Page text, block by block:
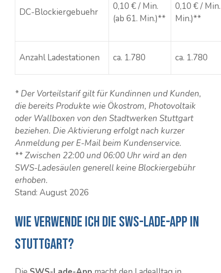
DC-Blockiergebuehr
0,10 € / Min.
(ab 61. Min.)**
0,10 € /
Min.)**
Anzahl Ladestationen ca. 1.780 ca. 1.780
* Der Vorteilstarif gilt für Kundinnen und Kunden,
die bereits Produkte wie Ökostrom, Photovoltaik
oder Wallboxen von den Stadtwerken Stuttgart
beziehen. Die Aktivierung erfolgt nach kurzer
Anmeldung per E-Mail beim Kundenservice.
** Zwischen 22:00 und 06:00 Uhr wird an den
SWS-Ladesäulen generell keine Blockiergebühr
erhoben.
Stand: August 2026
Wie verwende ich die SWS-Lade-App in
Stuttgart?